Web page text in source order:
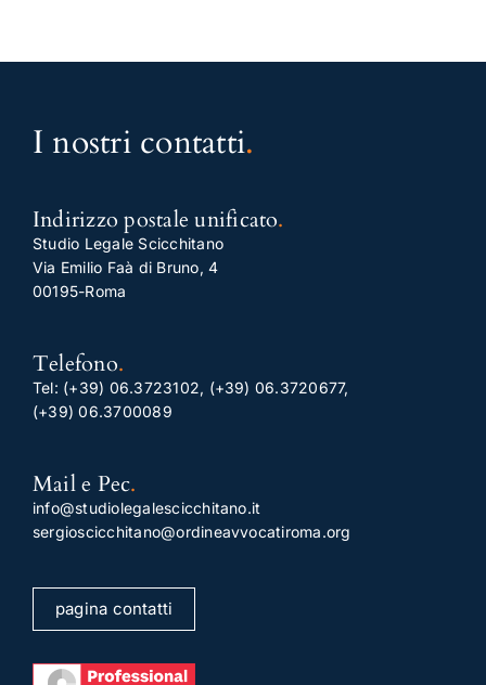
I nostri contatti.
Indirizzo postale unificato.
Studio Legale Scicchitano
Via Emilio Faà di Bruno, 4
00195-Roma
Telefono.
Tel: (+39) 06.3723102, (+39) 06.3720677,
(+39) 06.3700089
Mail e Pec.
info@studiolegalescicchitano.it
sergioscicchitano@ordineavvocatiroma.org
pagina contatti